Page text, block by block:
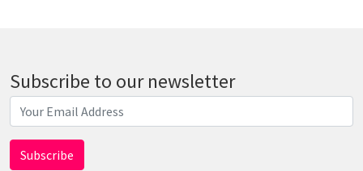
Subscribe to our newsletter